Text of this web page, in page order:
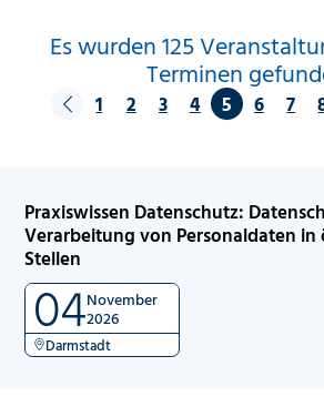
Es wurden 125
Terminen
1 2 3 4 5 6 7
Praxiswissen Datenschutz:
Verarbeitung von Personaldaten
Stellen
04November
2026
Darmstadt